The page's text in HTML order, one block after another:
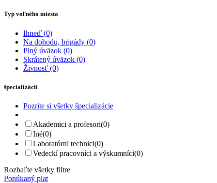
Typ voľného miesta
Ihneď (0)
Na dohodu, brigády (0)
Plný úväzok (0)
Skrátený úväzok (0)
Živnosť (0)
špecializácií
Pozrite si všetky špecializácie
Akademici a profesori(0)
Iné(0)
Laboratórni technici(0)
Vedeckí pracovníci a výskumníci(0)
Rozbaľte všetky filtre
Ponúkaný plat